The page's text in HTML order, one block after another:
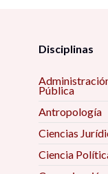
Disciplinas
Pública
Antropología
Ciencias
Ciencia